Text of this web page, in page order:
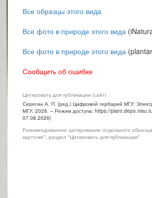
Все образцы этого вида
Все фото в природе этого вида
Все фото в природе этого вида
Сообщить об ошибке
Цитировать для публикации (сайт)
Серегин А. П. (ред.) Цифровой гербарий МГУ:
МГУ, 2026. – Режим доступа: https://
07.08.2026)
Рекомендованное цитирование отдельного
карточке", раздел "Цитировать для публикации"